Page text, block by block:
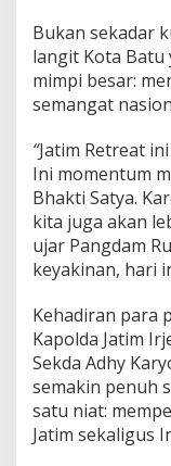
Bukan sekadar
langit Kota
mimpi besar:
semangat
“Jatim Retreat
Ini momentum
Bhakti Satya.
kita juga akan
ujar Pangdam
keyakinan, hari
Kehadiran para
Kapolda Jatim
Sekda Adhy
semakin penuh
satu niat:
Jatim sekaligus